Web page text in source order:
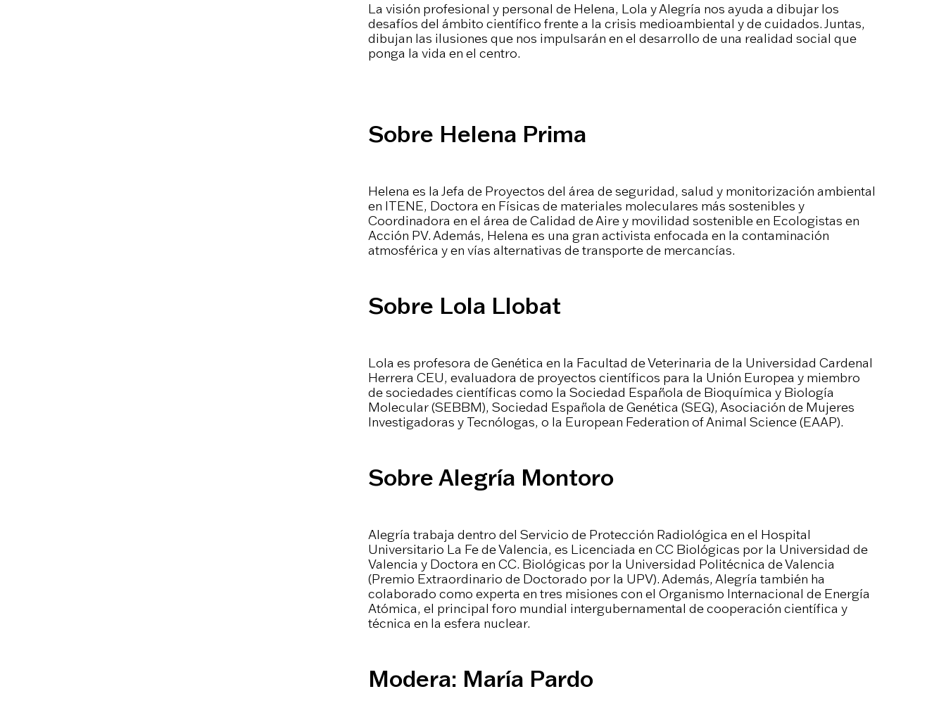
La visión profesional y personal de Helena, Lola y Alegría nos ayuda a dibujar los
desafíos del ámbito científico frente a la crisis medioambiental y de cuidados. Juntas,
dibujan las ilusiones que nos impulsarán en el desarrollo de una realidad social que
ponga la vida en el centro.
Sobre Helena Prima
Helena es la Jefa de Proyectos del área de seguridad, salud y monitorización ambiental
en ITENE, Doctora en Físicas de materiales moleculares más sostenibles y
Coordinadora en el área de Calidad de Aire y movilidad sostenible en Ecologistas en
Acción PV. Además, Helena es una gran activista enfocada en la contaminación
atmosférica y en vías alternativas de transporte de mercancías.
Sobre Lola Llobat
Lola es profesora de Genética en la Facultad de Veterinaria de la Universidad Cardenal
Herrera CEU, evaluadora de proyectos científicos para la Unión Europea y miembro
de sociedades científicas como la Sociedad Española de Bioquímica y Biología
Molecular (SEBBM), Sociedad Española de Genética (SEG), Asociación de Mujeres
Investigadoras y Tecnólogas, o la European Federation of Animal Science (EAAP).
Sobre Alegría Montoro
Alegría trabaja dentro del Servicio de Protección Radiológica en el Hospital
Universitario La Fe de Valencia, es Licenciada en CC Biológicas por la Universidad de
Valencia y Doctora en CC. Biológicas por la Universidad Politécnica de Valencia
(Premio Extraordinario de Doctorado por la UPV). Además, Alegría también ha
colaborado como experta en tres misiones con el Organismo Internacional de Energía
Atómica, el principal foro mundial intergubernamental de cooperación científica y
técnica en la esfera nuclear.
Modera: María Pardo